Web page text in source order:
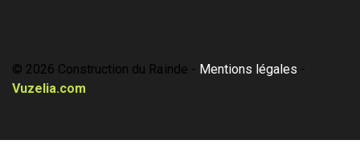
© 2026 Construction du Rainde - Mentions légales -
Vuzelia.com